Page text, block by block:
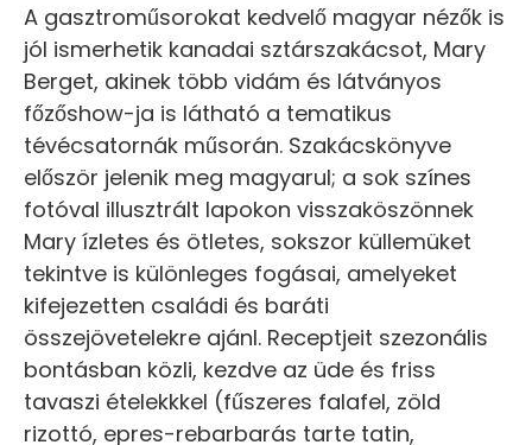
A gasztroműsorokat kedvelő magyar nézők is
jól ismerhetik kanadai sztárszakácsot, Mary
Berget, akinek több vidám és látványos
főzőshow-ja is látható a tematikus
tévécsatornák műsorán. Szakácskönyve
először jelenik meg magyarul; a sok színes
fotóval illusztrált lapokon visszaköszönnek
Mary ízletes és ötletes, sokszor küllemüket
tekintve is különleges fogásai, amelyeket
kifejezetten családi és baráti
összejövetelekre ajánl. Receptjeit szezonális
bontásban közli, kezdve az üde és friss
tavaszi ételekkkel (fűszeres falafel, zöld
rizottó, epres-rebarbarás tarte tatin,